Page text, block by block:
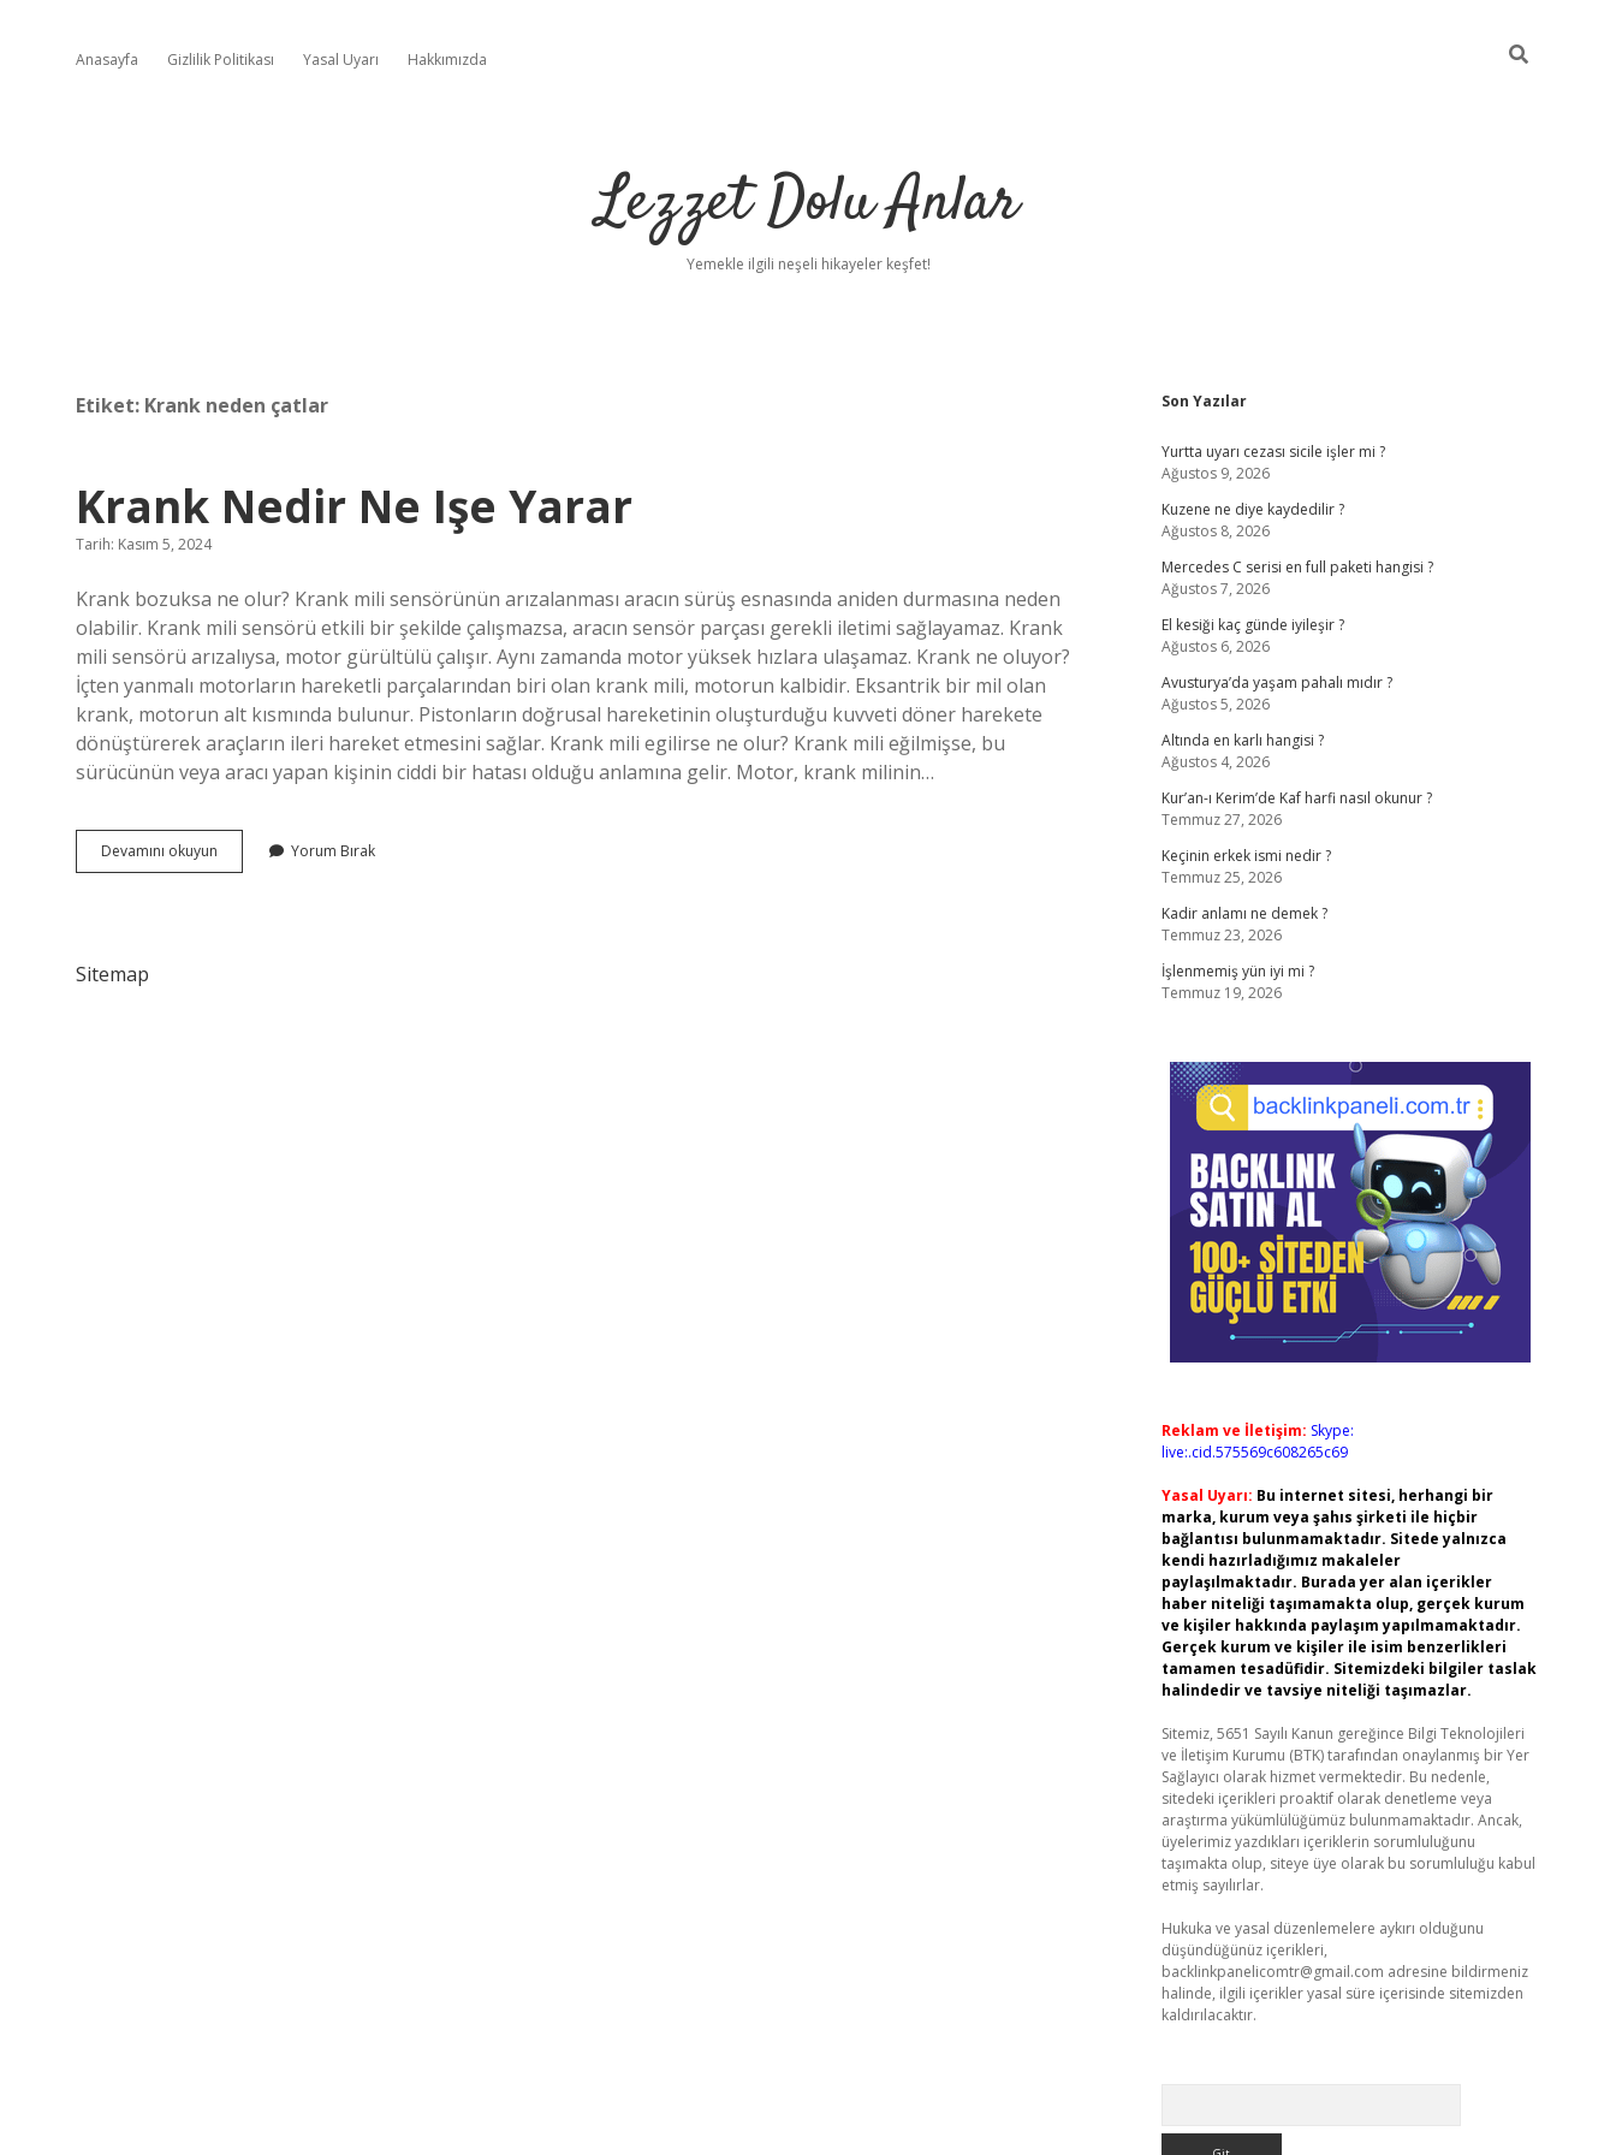
Anasayfa Gizlilik Politikası Yasal Uyarı Hakkımızda
Lezzet Dolu Anlar
Yemekle ilgili neşeli hikayeler keşfet!
Etiket: Krank neden çatlar
Krank Nedir Ne Işe Yarar
Tarih: Kasım 5, 2024
Krank bozuksa ne olur? Krank mili sensörünün arızalanması aracın sürüş esnasında aniden durmasına neden
olabilir. Krank mili sensörü etkili bir şekilde çalışmazsa, aracın sensör parçası gerekli iletimi sağlayamaz. Krank
mili sensörü arızalıysa, motor gürültülü çalışır. Aynı zamanda motor yüksek hızlara ulaşamaz. Krank ne oluyor?
İçten yanmalı motorların hareketli parçalarından biri olan krank mili, motorun kalbidir. Eksantrik bir mil olan
krank, motorun alt kısmında bulunur. Pistonların doğrusal hareketinin oluşturduğu kuvveti döner harekete
dönüştürerek araçların ileri hareket etmesini sağlar. Krank mili egilirse ne olur? Krank mili eğilmişse, bu
sürücünün veya aracı yapan kişinin ciddi bir hatası olduğu anlamına gelir. Motor, krank milinin…
Devamını okuyun
Nedir
Yorum Bırak
Sitemap
Sidebar
Son Yazılar
Yurtta uyarı cezası sicile işler mi ?
Ağustos 9, 2026
Kuzene ne diye kaydedilir ?
Ağustos 8, 2026
Mercedes C serisi en full paketi hangisi ?
Ağustos 7, 2026
El kesiği kaç günde iyileşir ?
Ağustos 6, 2026
Avusturya’da yaşam pahalı mıdır ?
Ağustos 5, 2026
Altında en karlı hangisi ?
Ağustos 4, 2026
Kur’an-ı Kerim’de Kaf harfi nasıl okunur ?
Temmuz 27, 2026
Keçinin erkek ismi nedir ?
Temmuz 25, 2026
Kadir anlamı ne demek ?
Temmuz 23, 2026
İşlenmemiş yün iyi mi ?
Temmuz 19, 2026
Reklam ve İletişim: Skype:
live:.cid.575569c608265c69
Yasal Uyarı: Bu internet sitesi, herhangi bir
marka, kurum veya şahıs şirketi ile hiçbir
bağlantısı bulunmamaktadır. Sitede yalnızca
kendi hazırladığımız makaleler
paylaşılmaktadır. Burada yer alan içerikler
haber niteliği taşımamakta olup, gerçek kurum
ve kişiler hakkında paylaşım yapılmamaktadır.
Gerçek kurum ve kişiler ile isim benzerlikleri
tamamen tesadüfidir. Sitemizdeki bilgiler taslak
halindedir ve tavsiye niteliği taşımazlar.
Sitemiz, 5651 Sayılı Kanun gereğince Bilgi Teknolojileri
ve İletişim Kurumu (BTK) tarafından onaylanmış bir Yer
Sağlayıcı olarak hizmet vermektedir. Bu nedenle,
sitedeki içerikleri proaktif olarak denetleme veya
araştırma yükümlülüğümüz bulunmamaktadır. Ancak,
üyelerimiz yazdıkları içeriklerin sorumluluğunu
taşımakta olup, siteye üye olarak bu sorumluluğu kabul
etmiş sayılırlar.
Hukuka ve yasal düzenlemelere aykırı olduğunu
düşündüğünüz içerikleri,
backlinkpanelicomtr@gmail.com adresine bildirmeniz
halinde, ilgili içerikler yasal süre içerisinde sitemizden
kaldırılacaktır.
ilbet giriş